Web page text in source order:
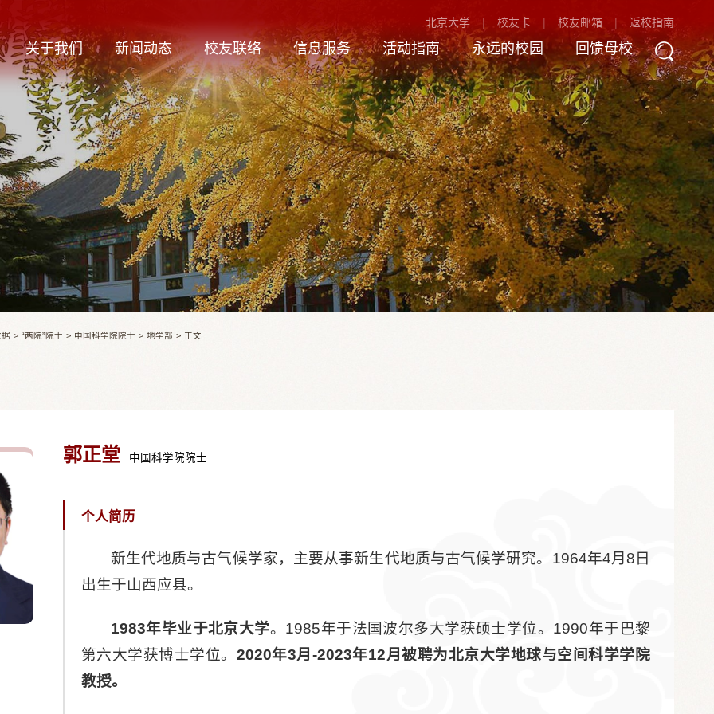
北京大学 校友卡 校友邮箱 返校指南
关于我们 新闻动态 校友联络 信息服务 活动指南 永远的校园 回馈母校
> “两院”院士 > 中国科学院院士 > 地学部 > 正文
郭正堂 中国科学院院士
个人简历
新生代地质与古气候学家，主要从事新生代地质与古气候学研究。1964年4月8日
出生于山西应县。
1983年毕业于北京大学。1985年于法国波尔多大学获硕士学位。1990年于巴黎
第六大学获博士学位。 2020年3月-2023年12月被聘为北京大学地球与空间科学学院
教授。